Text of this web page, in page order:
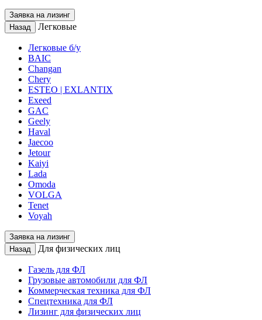
Заявка на лизинг
Назад
Легковые
Легковые б/у
BAIC
Changan
Chery
ESTEO | EXLANTIX
Exeed
GAC
Geely
Haval
Jaecoo
Jetour
Kaiyi
Lada
Omoda
VOLGA
Tenet
Voyah
Заявка на лизинг
Назад
Для физических лиц
Газель для ФЛ
Грузовые автомобили для ФЛ
Коммерческая техника для ФЛ
Спецтехника для ФЛ
Лизинг для физических лиц